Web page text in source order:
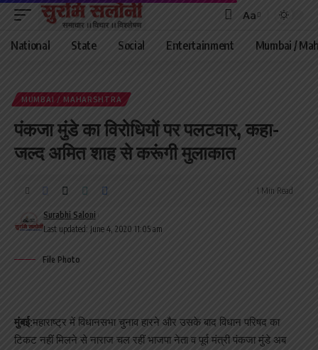
Font
Resizer
Aa
National State Social Entertainment Mumbai /
MUMBAI / MAHARSHTRA
पंकजा मुंडे का विरोधियों पर पलटवार, कहा-
जल्द अमित शाह से करूंगी मुलाकात
Last updated: June 4, 2020 11:05 am
Surabhi Saloni
1 Min Read
File Photo
मुंबई:महाराष्ट्र में विधानसभा चुनाव हारने और उसके बाद विधान परिषद का
टिकट नहीं मिलने से नाराज चल रहीं भाजपा नेता व पूर्व मंत्री पंकजा मुंडे अब